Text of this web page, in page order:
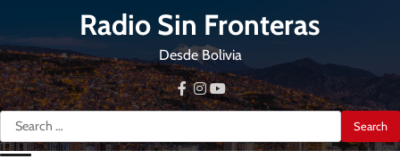
content
Radio Sin Fronteras
Desde Bolivia
Search
for:
facebook
instagram
youtube